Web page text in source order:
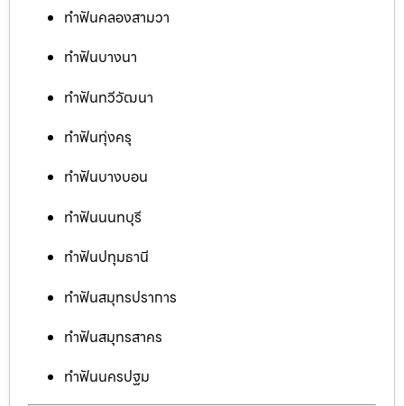
ทำฟันคลองสามวา
ทำฟันบางนา
ทำฟันทวีวัฒนา
ทำฟันทุ่งครุ
ทำฟันบางบอน
ทำฟันนนทบุรี
ทำฟันปทุมธานี
ทำฟันสมุทรปราการ
ทำฟันสมุทรสาคร
ทำฟันนครปฐม